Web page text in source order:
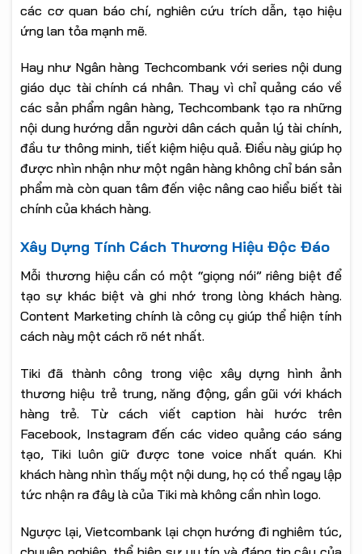
các cơ quan báo chí, nghiên cứu trích dẫn, tạo hiệu
ứng lan tỏa mạnh mẽ.
Hay như Ngân hàng Techcombank với series nội dung
giáo dục tài chính cá nhân. Thay vì chỉ quảng cáo về
các sản phẩm ngân hàng, Techcombank tạo ra những
nội dung hướng dẫn người dân cách quản lý tài chính,
đầu tư thông minh, tiết kiệm hiệu quả. Điều này giúp họ
được nhìn nhận như một ngân hàng không chỉ bán sản
phẩm mà còn quan tâm đến việc nâng cao hiểu biết tài
chính của khách hàng.
Xây Dựng Tính Cách Thương Hiệu Độc Đáo
Mỗi thương hiệu cần có một “giọng nói” riêng biệt để
tạo sự khác biệt và ghi nhớ trong lòng khách hàng.
Content Marketing chính là công cụ giúp thể hiện tính
cách này một cách rõ nét nhất.
Tiki đã thành công trong việc xây dựng hình ảnh
thương hiệu trẻ trung, năng động, gần gũi với khách
hàng trẻ. Từ cách viết caption hài hước trên
Facebook, Instagram đến các video quảng cáo sáng
tạo, Tiki luôn giữ được tone voice nhất quán. Khi
khách hàng nhìn thấy một nội dung, họ có thể ngay lập
tức nhận ra đây là của Tiki mà không cần nhìn logo.
Ngược lại, Vietcombank lại chọn hướng đi nghiêm túc,